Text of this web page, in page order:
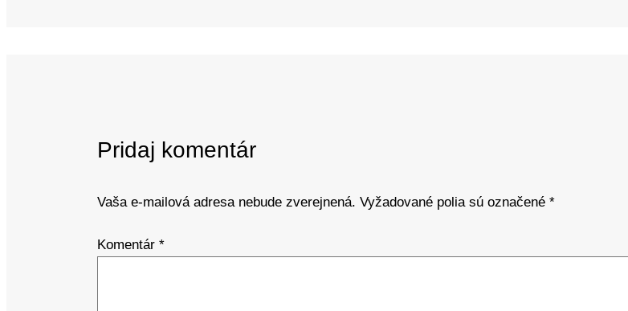
Pridaj komentár
Vaša e-mailová adresa nebude zverejnená. Vyžadované polia sú označené*
Komentár*